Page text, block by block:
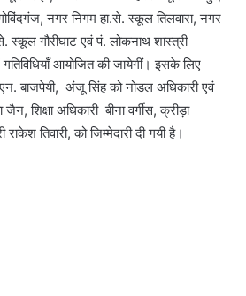
नगर निगम हा.से. स्कूल तिलवारा, नगर
स्कूल गौरीघाट एवं पं. लोकनाथ शास्त्री
गतिविधियॉं आयोजित की जायेगीं। इसके लिए
बाजपेयी, अंजू सिंह को नोडल अधिकारी एवं
शिक्षा अधिकारी बीना वर्गीस, क्रीड़ा
तिवारी, को जिम्मेदारी दी गयी है।